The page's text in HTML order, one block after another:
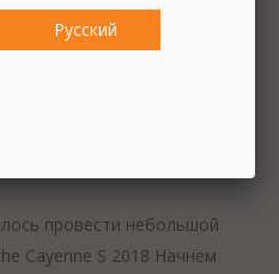
провести небольшой
Cayenne S 2018 Начнём
Русский